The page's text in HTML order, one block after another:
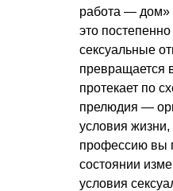
работа — дом»
это
сексуальные
превращается
протекает по
прелюдия —
условия
профессию вы
состоянии
условия